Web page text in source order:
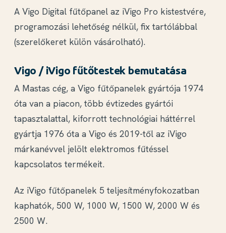
A Vigo Digital fűtőpanel az iVigo Pro kistestvére,
programozási lehetőség nélkül, fix tartólábbal
(szerelőkeret külön vásárolható).
Vigo / iVigo fűtőtestek bemutatása
A Mastas cég, a Vigo fűtőpanelek gyártója 1974
óta van a piacon, több évtizedes gyártói
tapasztalattal, kiforrott technológiai háttérrel
gyártja 1976 óta a Vigo és 2019-től az iVigo
márkanévvel jelölt elektromos fűtéssel
kapcsolatos termékeit.
Az iVigo fűtőpanelek 5 teljesítményfokozatban
kaphatók, 500 W, 1000 W, 1500 W, 2000 W és
2500 W.